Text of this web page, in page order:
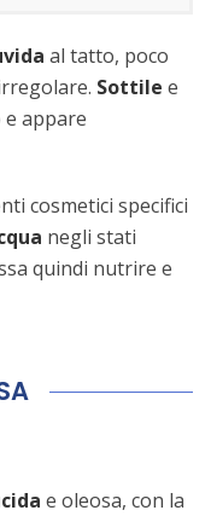
al tatto, poco
Sottile e
appare
cosmetici specifici
negli stati
quindi nutrire e
e oleosa, con la